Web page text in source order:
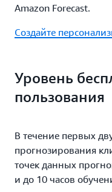
Amazon Forecast.
Создайте
Уровень
пользования
В течение первых
прогнозирования
точек данных
и до 10 часов